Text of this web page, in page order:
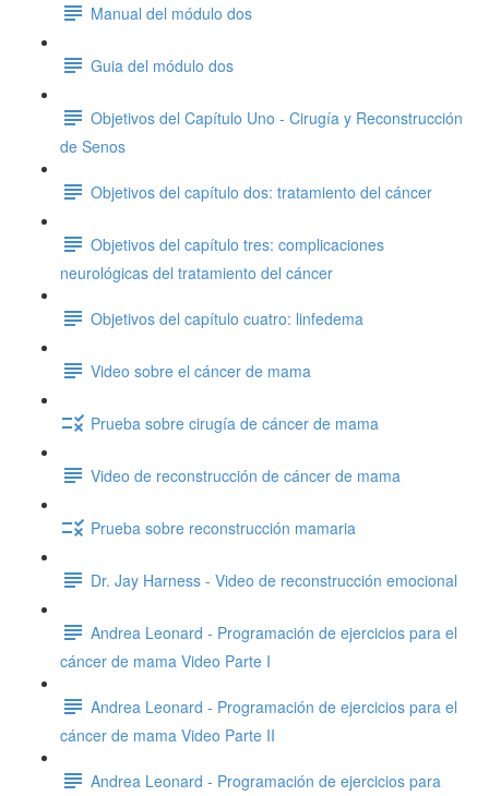
Manual del módulo dos
Guia del módulo dos
Objetivos del Capítulo Uno - Cirugía y Reconstrucción
de Senos
Objetivos del capítulo dos: tratamiento del cáncer
Objetivos del capítulo tres: complicaciones
neurológicas del tratamiento del cáncer
Objetivos del capítulo cuatro: linfedema
Video sobre el cáncer de mama
Prueba sobre cirugía de cáncer de mama
Video de reconstrucción de cáncer de mama
Prueba sobre reconstrucción mamaria
Dr. Jay Harness - Video de reconstrucción emocional
Andrea Leonard - Programación de ejercicios para el
cáncer de mama Video Parte I
Andrea Leonard - Programación de ejercicios para el
cáncer de mama Video Parte II
Andrea Leonard - Programación de ejercicios para